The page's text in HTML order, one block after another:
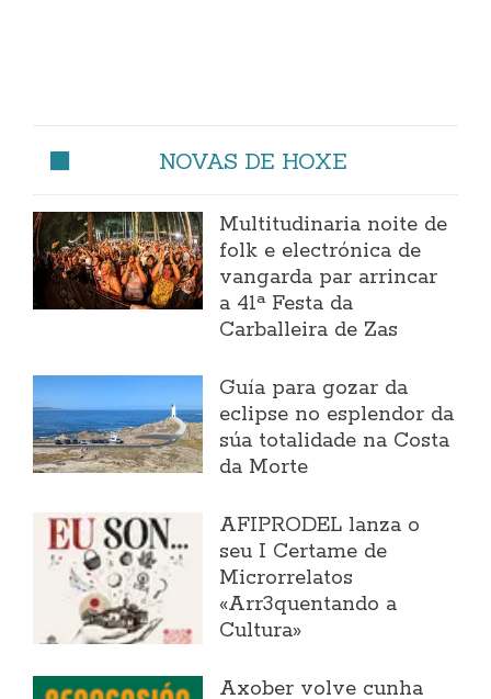
NOVAS DE HOXE
Multitudinaria noite de
folk e electrónica de
vangarda par arrincar
a 41ª Festa da
Carballeira de Zas
Guía para gozar da
eclipse no esplendor da
súa totalidade na Costa
da Morte
AFIPRODEL lanza o
seu I Certame de
Microrrelatos
«Arr3quentando a
Cultura»
Axober volve cunha